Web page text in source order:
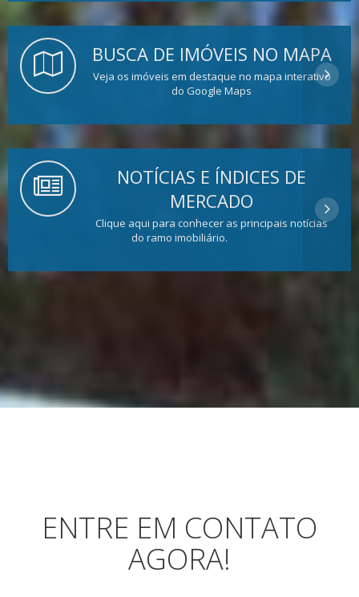
BUSCA DE IMÓVEIS NO MAPA
Veja os imóveis em destaque no mapa interativo
do Google Maps
NOTÍCIAS E ÍNDICES DE
MERCADO
Clique aqui para conhecer as principais notícias
do ramo imobiliário.
ENTRE EM CONTATO
AGORA!